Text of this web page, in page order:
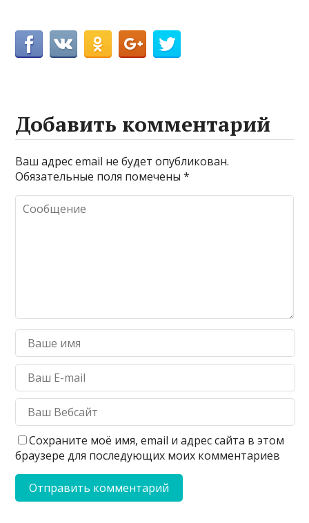
Добавить комментарий
Ваш адрес email не будет опубликован.
Обязательные поля помечены*
Сохраните моё имя, email и адрес сайта в этом
браузере для последующих моих комментариев